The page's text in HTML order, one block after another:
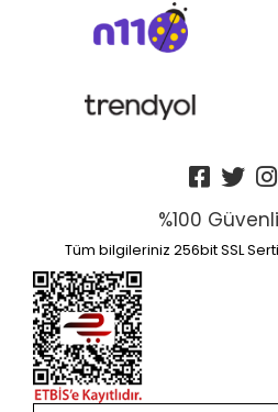
%100
Tüm bilgileriniz 256bit SSL